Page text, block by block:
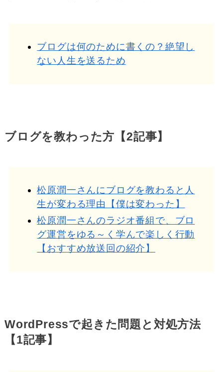
ブログは何のために書くの？絶望し
ない人生を送るため
ブログを教わった方【2記事】
松原潤一さんにブログを教わると人
生が変わる理由【僕は変わった】
松原潤一さんのラジオ番組で、ブロ
グ運営をゆる～く学んで楽しく行動
【おすすめ放送回の紹介】
WordPressで起きた問題と対処方法
【1記事】